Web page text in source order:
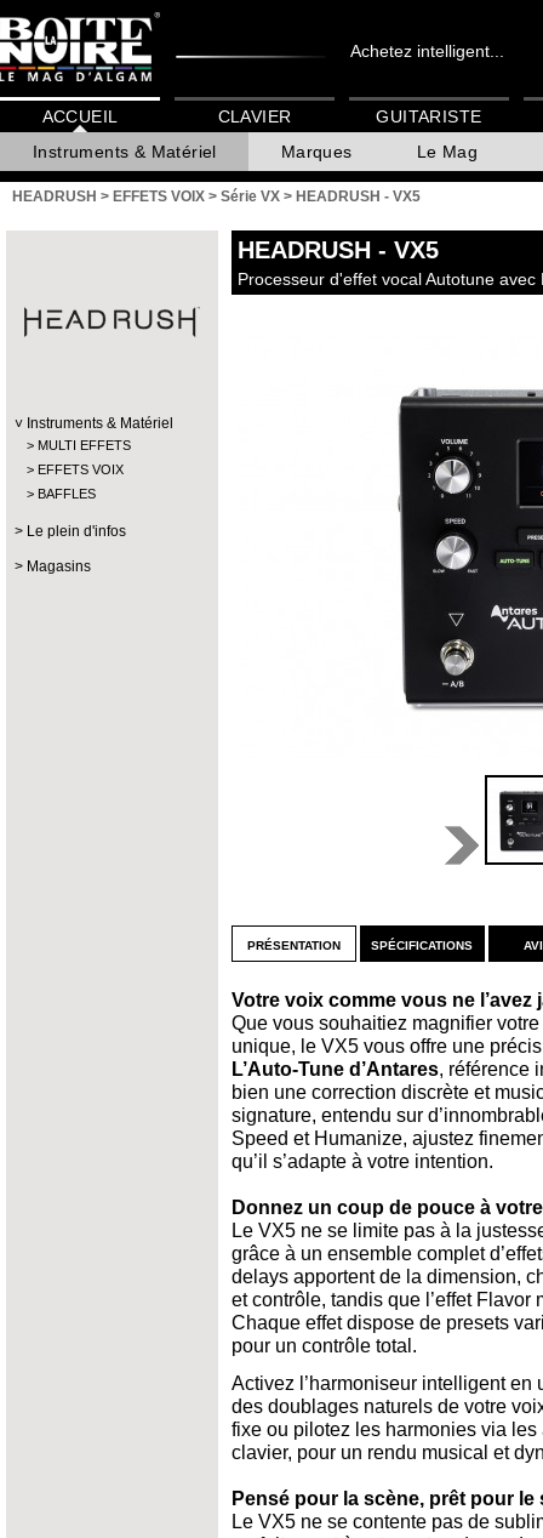
Achetez intelligent...
ACCUEIL
Instruments & Matériel
Marques Le Mag
CLAVIER GUITARISTE
HEADRUSH > EFFETS VOIX > Série VX > HEADRUSH - VX5
Instruments & Matériel
MULTI EFFETS
EFFETS VOIX
BAFFLES
Le plein d'infos
Magasins
HEADRUSH - VX5
Processeur d'effet vocal Autotune
présentation
Votre voix comme vous ne l’avez
Que vous souhaitiez magnifier
unique, le VX5 vous offre une
L’Auto-Tune d’Antares, référence
bien une correction discrète et
signature, entendu sur
Speed et Humanize, ajustez
qu’il s’adapte à votre intention.
Donnez un coup de pouce à
Le VX5 ne se limite pas à la
grâce à un ensemble complet
delays apportent de la dimension,
et contrôle, tandis que l’effet
Chaque effet dispose de presets
pour un contrôle total.
Activez l’harmoniseur intelligent
des doublages naturels de votre
fixe ou pilotez les harmonies via
clavier, pour un rendu musical et
Pensé pour la scène, prêt pour le
Le VX5 ne se contente pas de
spécifications